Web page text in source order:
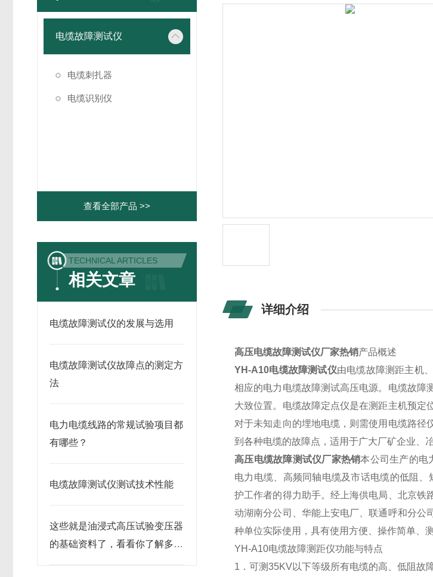
电缆故障测试仪
电缆刺扎器
电缆识别仪
查看全部产品 >>
TECHNICAL ARTICLES
相关文章
电缆故障测试仪的发展与选用
电缆故障测试仪故障点的测定方
法
电力电缆线路的常规试验项目都
有哪些？
电缆故障测试仪测试技术性能
这些就是油浸式高压试验变压器
的基础资料了，看看你了解多
详细介绍
高压电缆故障测试仪厂家热销产品概述
YH-A10电缆故障测试仪由电缆故障测距主机
相应的电力电缆故障测试高压电源。电缆故障
大致位置。电缆故障定点仪是在测距主机预定
对于未知走向的埋地电缆，则需使用电缆路径
到各种电缆的故障点，适用于广大厂矿企业、
高压电缆故障测试仪厂家热销本公司生产的电
电力电缆、高频同轴电缆及市话电缆的低阻
护工作者的得力助手。经上海供电局、北京铁
动湖南分公司、华能上安电厂、联通呼和分公
种单位实际使用，具有使用方便、操作简单、
YH-A10电缆故障测距仪功能与特点
1．可测35KV以下等级所有电缆的高、低阻故